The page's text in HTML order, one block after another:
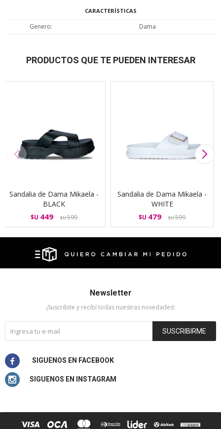
CARACTERÍSTICAS
Genero Dama
PRODUCTOS QUE TE PUEDEN INTERESAR
Sandalia de Dama Mikaela -
BLACK
$U 449 $U599
Sandalia de Dama Mikaela -
WHITE
$U 479 $U599
Newsletter
¡Suscribite y recibí todas nuestras novedades!
SUSCRIBIRME

